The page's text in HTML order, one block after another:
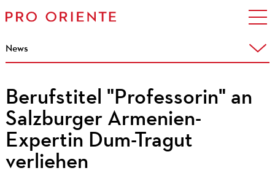
News
Berufstitel "Professorin" an
Salzburger Armenien-
Expertin Dum-Tragut
verliehen